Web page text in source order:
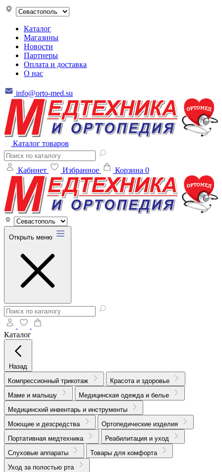
Каталог
Магазины
Новости
Партнеры
Оплата и доставка
О нас
info@orto-med.su
Каталог товаров
Кабинет Избранное Корзина 0
Открыть меню
Каталог
Назад
Компрессионный трикотаж
Красота и здоровье
Маме и малышу
Медицинская одежда и белье
Медицинский инвентарь и инструменты
Моющие и дезсредства
Ортопедические изделия
Портативная медтехника
Реабилитация и уход
Слуховые аппараты
Товары для комфорта
Уход за полостью рта